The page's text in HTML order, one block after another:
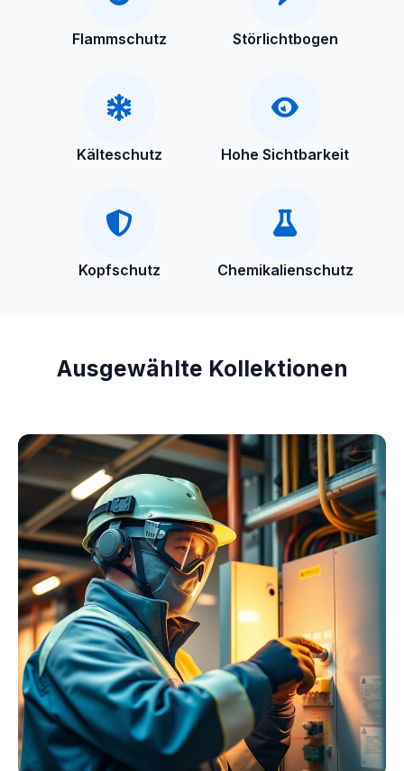
Flammschutz Störlichtbogen
Kälteschutz Hohe Sichtbarkeit
Kopfschutz Chemikalienschutz
Ausgewählte Kollektionen